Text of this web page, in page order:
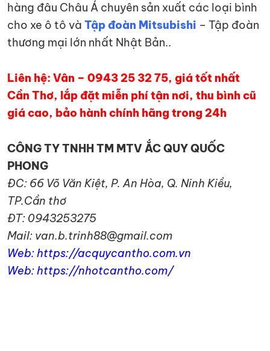
hàng đâu Châu Á chuyên sản xuất các loại bình
cho xe ô tô và Tập đoàn Mitsubishi – Tập đoàn
thương mại lớn nhất Nhật Bản..
Liên hệ: Vân – 0943 25 32 75, giá tốt nhất
Cần Thơ, lắp đặt miễn phí tận nơi, thu bình cũ
giá cao, bảo hành chính hãng trong 24h
CÔNG TY TNHH TM MTV ẮC QUY QUỐC
PHONG
ĐC: 66 Võ Văn Kiệt, P. An Hòa, Q. Ninh Kiều,
TP.Cần thơ
ĐT: 0943253275
Mail: van.b.trinh88@gmail.com
Web: https://acquycantho.com.vn
Web: https://nhotcantho.com/